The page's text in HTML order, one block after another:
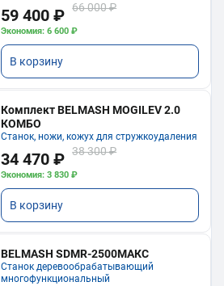
59 400 ₽ 66 000 ₽
Экономия: 6 600 ₽
В корзину
Комплект BELMASH MOGILEV 2.0
КОМБО
Станок, ножи, кожух для стружкоудаления
34 470 ₽ 38 300 ₽
Экономия: 3 830 ₽
В корзину
BELMASH SDMR-2500МАКС
Станок деревообрабатывающий
многофункциональный